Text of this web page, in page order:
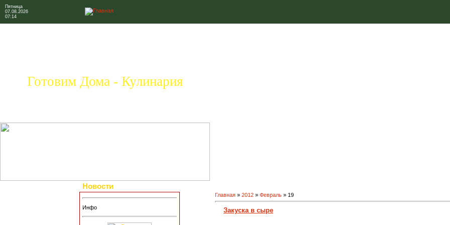
Пятница
07.08.2026
07:14
Готовим Дома - Кулинария
Новости
Инфо
Главная » 2012 » Февраль » 19
Закуска в сыре